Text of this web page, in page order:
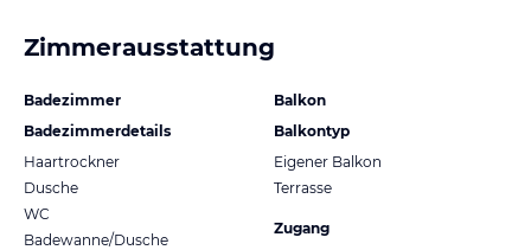
Zimmerausstattung
Badezimmer
Badezimmerdetails
Haartrockner
Dusche
WC
Badewanne/Dusche
Balkon
Balkontyp
Eigener Balkon
Terrasse
Zugang